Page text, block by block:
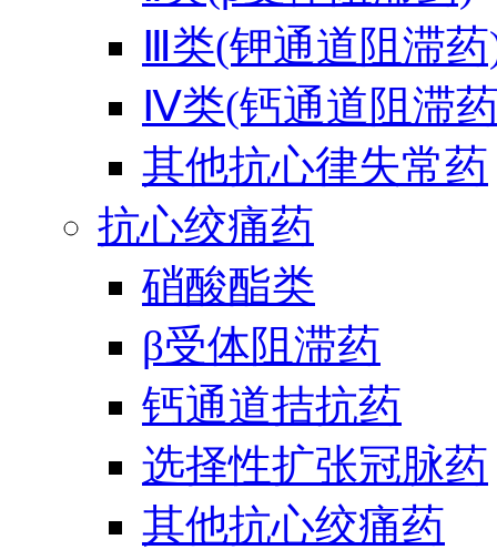
Ⅲ类(钾通道阻滞
Ⅳ类(钙通道阻滞
其他抗心律失常药
抗心绞痛药
硝酸酯类
β受体阻滞药
钙通道拮抗药
选择性扩张冠脉药
其他抗心绞痛药